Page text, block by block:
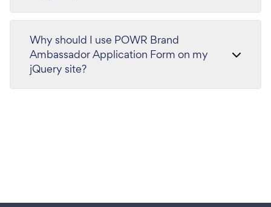
Why should I use POWR Brand
Ambassador Application Form on my
jQuery site?